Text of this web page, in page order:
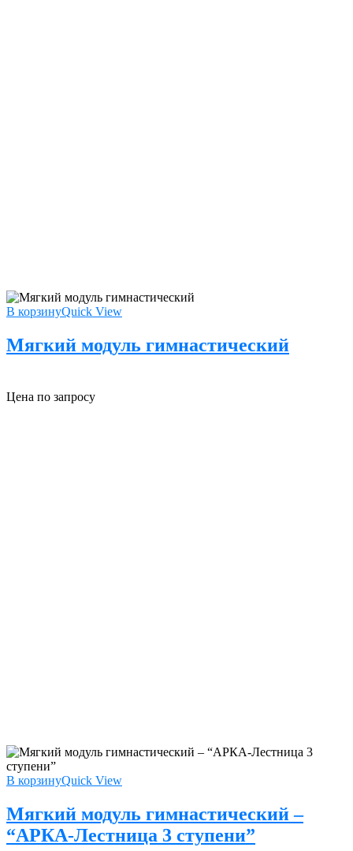
В корзинуQuick View
Мягкий модуль гимнастический
Цена по запросу
В корзинуQuick View
Мягкий модуль гимнастический –
“АРКА-Лестница 3 ступени”